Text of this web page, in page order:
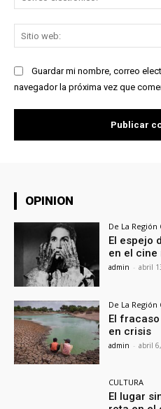
Guardar mi nombre, correo
navegador la próxima vez que
OPINION
De La Región
El espejo
en el cine
admin - abril
De La Región
El
en crisis
admin - abril
CULTURA
El lugar